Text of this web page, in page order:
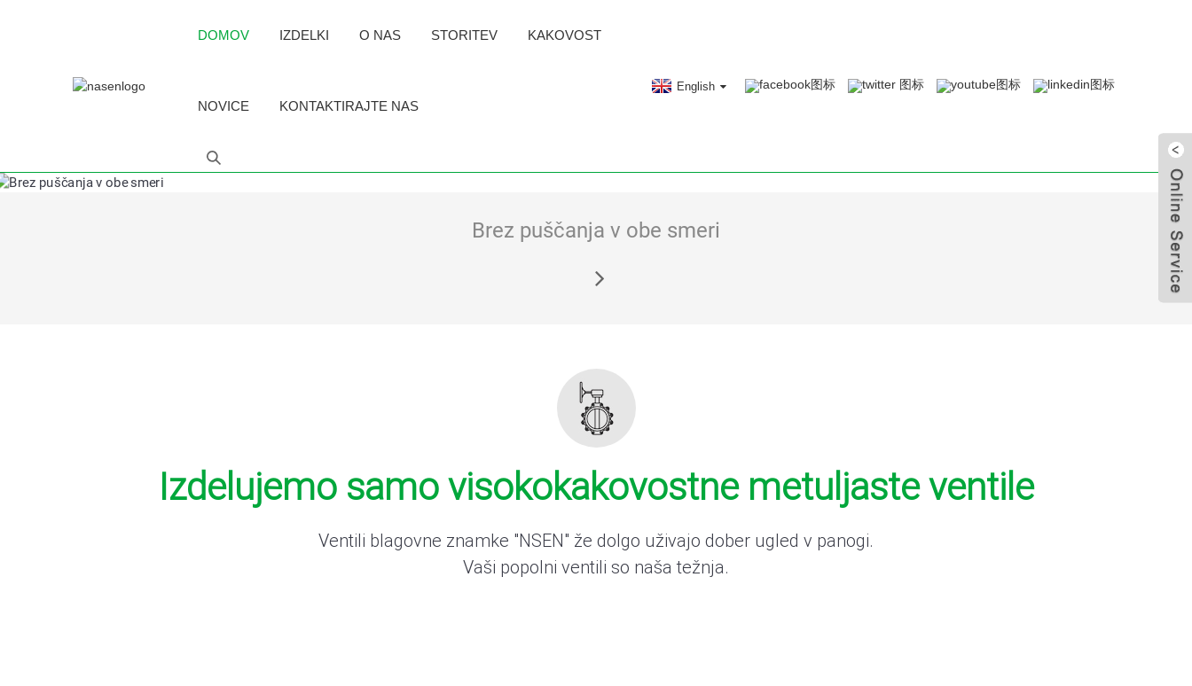
DOMOV IZDELKI O NAS STORITEV KAKOVOST
NOVICE KONTAKTIRAJTE NAS
English
Brez puščanja v obe smeri
Izdelujemo samo visokokakovostne metuljaste ventile
Ventili blagovne znamke "NSEN" že dolgo uživajo dober ugled v panogi.
Vaši popolni ventili so naša težnja.